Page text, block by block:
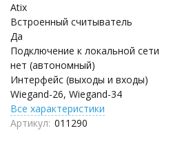
Atix
Встроенный считыватель
Да
Подключение к локальной сети
нет (автономный)
Интерфейс (выходы и входы)
Wiegand-26, Wiegand-34
Все характеристики
Артикул: 011290